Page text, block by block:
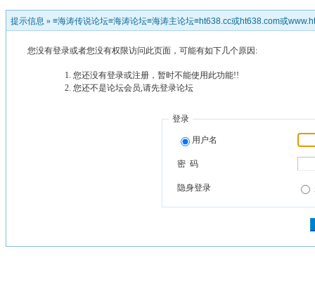
提示信息 » ≡海涛传说论坛≡海涛论坛≡海涛主论坛≡ht638.cc或ht638.com或
您没有登录或者您没有权限访问此页面，可能有如下几个原因:
您还没有登录或注册，暂时不能使用此功能!!
您还不是论坛会员,请先登录论坛
登录
用户名
密 码
隐身登录